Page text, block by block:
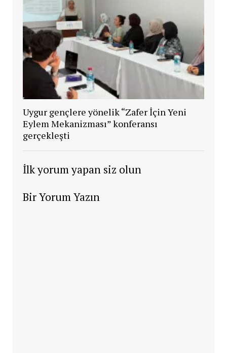
Uygur gençlere yönelik “Zafer İçin Yeni
Eylem Mekanizması” konferansı
gerçekleşti
İlk yorum yapan siz olun
Bir Yorum Yazın